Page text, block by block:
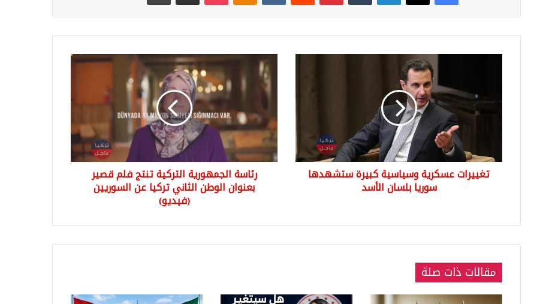
ستشهدها
تغييرات عسكرية وسياسية كبيرة ستشهدها
سوريا بلسان الأسد
رئاسة
الجمهورية
التركية
تنتج
فلم
قصير
بعنوان
الوطن
الثاني
رئاسة الجمهورية التركية تنتج فلم قصير
بعنوان الوطن الثاني تركيا عن السوريين
(فيديو)
مقالات ذات صلة